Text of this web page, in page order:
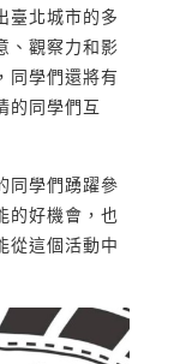
臺北城市的多
、觀察力和影
同學們還將有
的同學們互
同學們踴躍參
的好機會，也
從這個活動中